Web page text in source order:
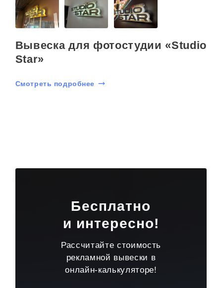
Вывеска для фотостудии «Studio
Star»
Смотреть подробнее
Бесплатно
и интересно!
Рассчитайте стоимость
рекламной вывески в
онлайн-калькуляторе!